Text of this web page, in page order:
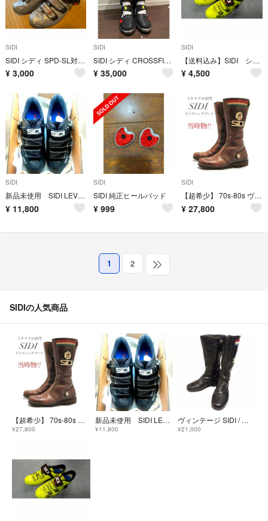
SIDI
SIDI シディ SPD-SL対応 ビンディングシューズ 25.5センチ
¥ 3,000
SIDI
SIDI シディ CROSSFIRE オフロードブーツ 26.5cm
¥ 35,000
SIDI
【送料込み】SIDI シューズ 45.5サイズ
¥ 4,500
SIDI
新品未使用 SIDI LEVEL BLACK/BLACK 25.5 EUR41
¥ 11,800
SIDI
SIDI 純正ヒールパッド
¥ 999
SIDI
【超希少】 70s-80s ヴィンテージ SIDI シディ ライディングブーツ
¥ 27,800
1 2
SIDIの人気商品
【超希少】 70s-80s ヴィンテージ SIDI シディ ライディングブーツ
¥27,800
新品未使用 SIDI LEVEL BLACK/BLACK 25.5 EUR41
¥11,800
ヴィンテージ SIDI / シディレーシングブーツ 39(24.5cm相当)
¥21,000